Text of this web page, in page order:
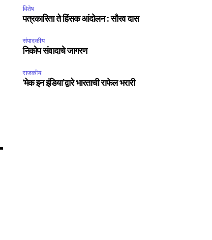
75
विशेष
पत्रकारिता ते हिंसक आंदोलन : सौरव दास
संपादकीय
निकोप संवादाचे जागरण
राजकीय
‘मेक इन इंडिया’द्वारे भारताची राफेल भरारी